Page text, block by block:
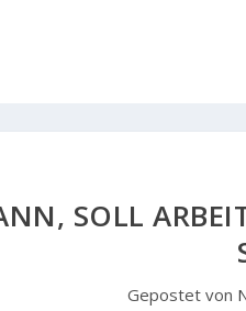
SOLL
Gepostet von